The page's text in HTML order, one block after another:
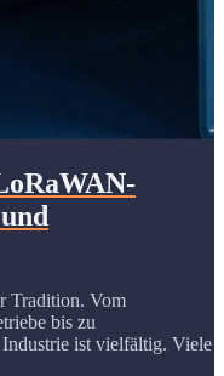
Tradition. Vom
bis zu
ist vielfältig. Viele